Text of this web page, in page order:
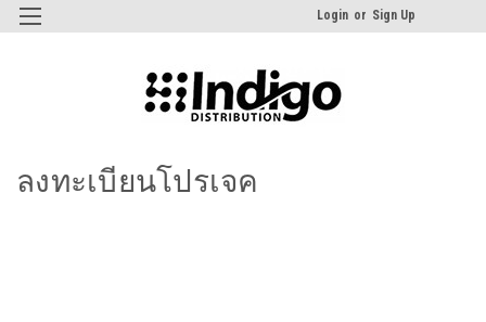
Login or Sign Up
ลงทะเบียนโปรเจค